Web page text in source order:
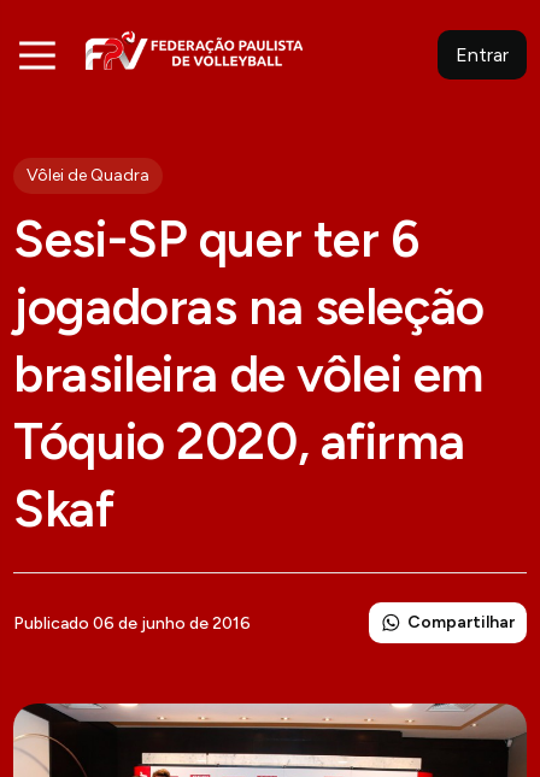
Entrar
Vôlei de Quadra
Sesi-SP quer ter 6
jogadoras na seleção
brasileira de vôlei em
Tóquio 2020, afirma
Skaf
Publicado 06 de junho de 2016 Compartilhar